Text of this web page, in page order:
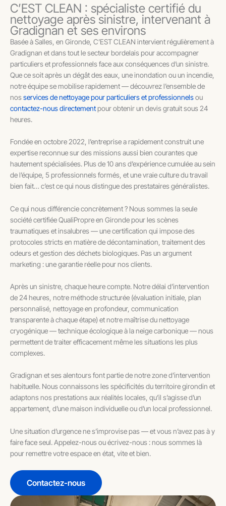
C’EST CLEAN : spécialiste certifié du
nettoyage après sinistre, intervenant à
Gradignan et ses environs
Basée à Salles, en Gironde, C’EST CLEAN intervient régulièrement à
Gradignan et dans tout le secteur bordelais pour accompagner
particuliers et professionnels face aux conséquences d’un sinistre.
Que ce soit après un dégât des eaux, une inondation ou un incendie,
notre équipe se mobilise rapidement — découvrez l’ensemble de
nosservices de nettoyage pour particuliers et professionnelsou
contactez-nous directementpour obtenir un devis gratuit sous 24
heures.
Fondée en octobre 2022, l’entreprise a rapidement construit une
expertise reconnue sur des missions aussi bien courantes que
hautement spécialisées. Plus de 10 ans d’expérience cumulée au sein
de l’équipe, 5 professionnels formés, et une vraie culture du travail
bien fait… c’est ce qui nous distingue des prestataires généralistes.
Ce qui nous différencie concrètement ? Nous sommes la seule
société certifiée QualiPropre en Gironde pour les scènes
traumatiques et insalubres — une certification qui impose des
protocoles stricts en matière de décontamination, traitement des
odeurs et gestion des déchets biologiques. Pas un argument
marketing : une garantie réelle pour nos clients.
Après un sinistre, chaque heure compte. Notre délai d’intervention
de 24 heures, notre méthode structurée (évaluation initiale, plan
personnalisé, nettoyage en profondeur, communication
transparente à chaque étape) et notre maîtrise du nettoyage
cryogénique — technique écologique à la neige carbonique — nous
permettent de traiter efficacement même les situations les plus
complexes.
Gradignan et ses alentours font partie de notre zone d’intervention
habituelle. Nous connaissons les spécificités du territoire girondin et
adaptons nos prestations aux réalités locales, qu’il s’agisse d’un
appartement, d’une maison individuelle ou d’un local professionnel.
Une situation d’urgence ne s’improvise pas — et vous n’avez pas à y
faire face seul. Appelez-nous ou écrivez-nous : nous sommes là
pour remettre votre espace en état, vite et bien.
Contactez-nous